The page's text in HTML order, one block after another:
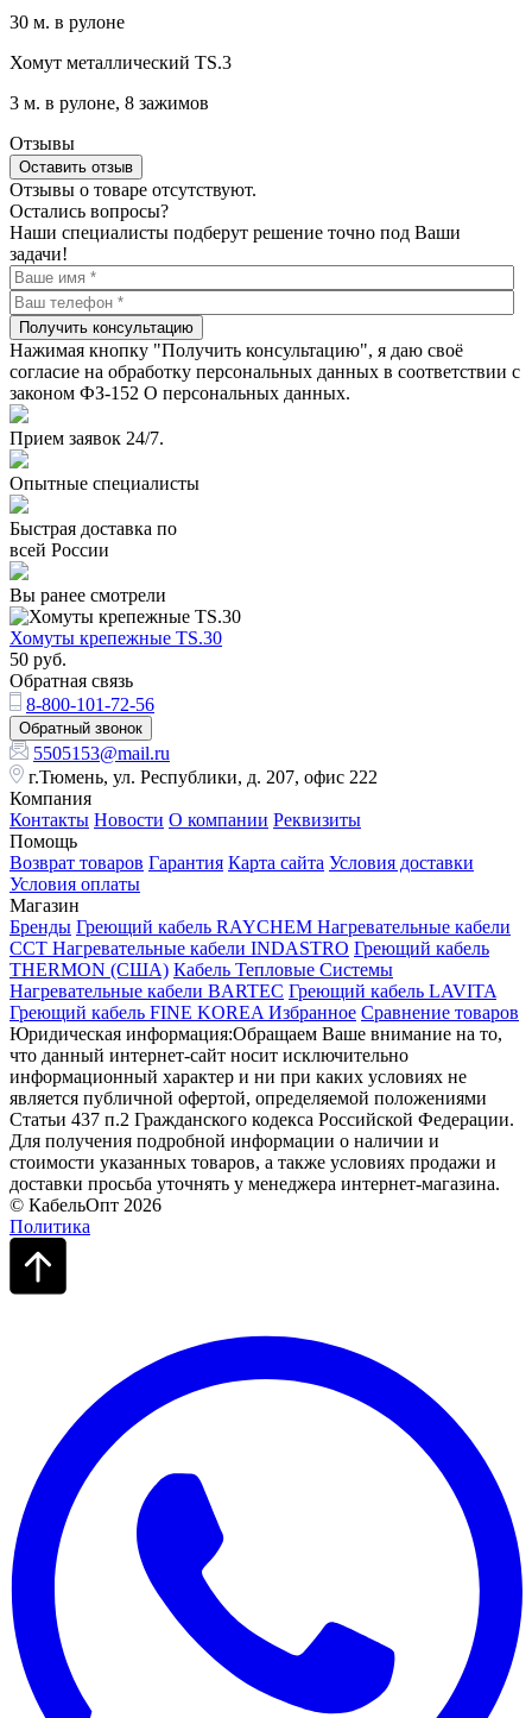
30 м. в рулоне
Хомут металлический TS.3
3 м. в рулоне, 8 зажимов
Отзывы
Оставить отзыв
Отзывы о товаре отсутствуют.
Остались вопросы?
Наши специалисты подберут решение точно под Ваши
задачи!
Получить консультацию
Нажимая кнопку "Получить консультацию", я даю своё
согласие на обработку персональных данных в соответствии с
законом ФЗ-152 О персональных данных.
Прием заявок 24/7.
Опытные специалисты
Быстрая доставка по
всей России
Вы ранее смотрели
Хомуты крепежные TS.30
50 руб.
Обратная связь
8-800-101-72-56
Обратный звонок
5505153@mail.ru
г.Тюмень, ул. Республики, д. 207, офис 222
Компания
Контакты Новости О компании Реквизиты
Помощь
Возврат товаров Гарантия Карта сайта Условия доставки
Условия оплаты
Магазин
Бренды Греющий кабель RAYCHEM Нагревательные кабели
ССТ Нагревательные кабели INDASTRO Греющий кабель
THERMON (США) Кабель Тепловые Системы
Нагревательные кабели BARTEC Греющий кабель LAVITA
Греющий кабель FINE KOREA Избранное Сравнение товаров
Юридическая информация:Обращаем Ваше внимание на то,
что данный интернет-сайт носит исключительно
информационный характер и ни при каких условиях не
является публичной офертой, определяемой положениями
Статьи 437 п.2 Гражданского кодекса Российской Федерации.
Для получения подробной информации о наличии и
стоимости указанных товаров, а также условиях продажи и
доставки просьба уточнять у менеджера интернет-магазина.
© КабельОпт 2026
Политика